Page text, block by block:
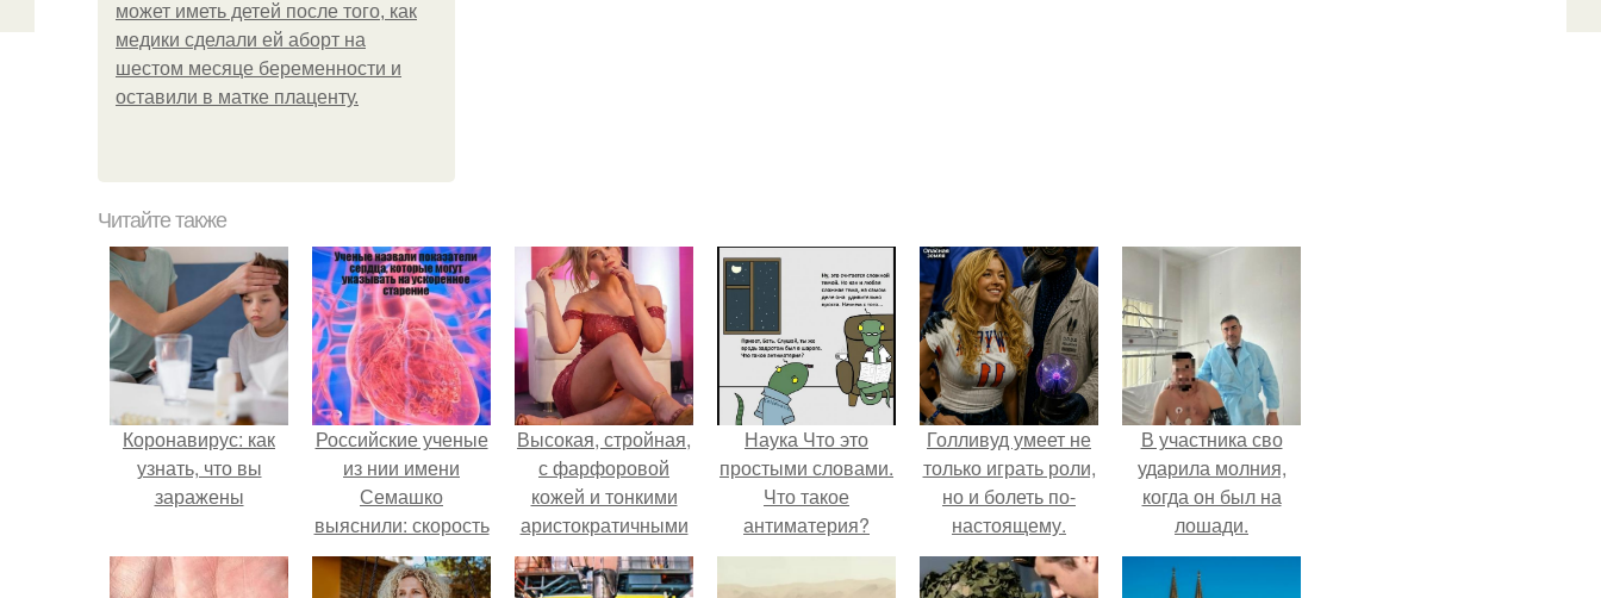
может иметь детей после того, как
медики сделали ей аборт на
шестом месяце беременности и
оставили в матке плаценту.
Читайте также
Коронавирус: как
узнать, что вы
заражены
Российские ученые
из нии имени
Семашко
выяснили: скорость
старения напрямую
зависит от
Высокая, стройная,
с фарфоровой
кожей и тонкими
аристократичными
чертами, эль
выглядит так, будто
Наука Что это
простыми словами.
Что такое
антиматерия?
Голливуд умеет не
только играть роли,
но и болеть по-
настоящему.
В участника сво
ударила молния,
когда он был на
лошади.